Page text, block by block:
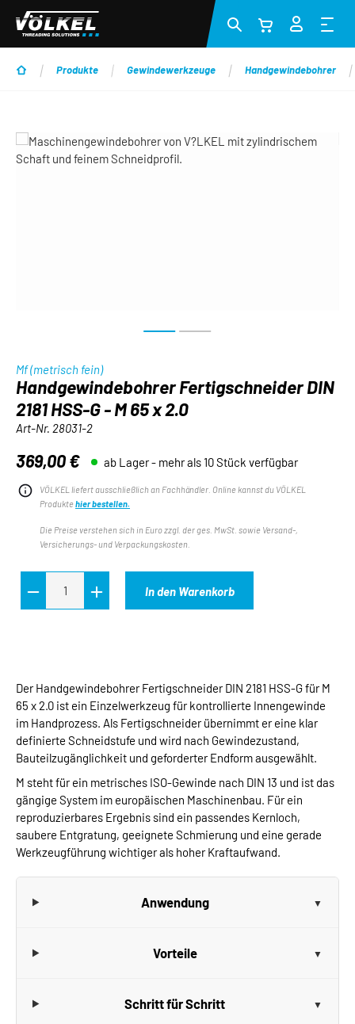
Zum Hauptinhalt springen
Produkte Gewindewerkzeuge Handgewindebohrer
Bildergalerie überspringen
Mf (metrisch fein)
Handgewindebohrer Fertigschneider DIN
2181 HSS-G - M 65 x 2.0
Art-Nr. 28031-2
Regulärer Preis:
369,00 € ab Lager - mehr als 10 Stück verfügbar
VÖLKEL liefert ausschließlich an Fachhändler. Online kannst du VÖLKEL
Produkte hier bestellen.
Die Preise verstehen sich in Euro zzgl. der ges. MwSt. sowie Versand-,
Versicherungs- und Verpackungskosten.
In den Warenkorb
Der Handgewindebohrer Fertigschneider DIN 2181 HSS-G für M
65 x 2.0 ist ein Einzelwerkzeug für kontrollierte Innengewinde
im Handprozess. Als Fertigschneider übernimmt er eine klar
definierte Schneidstufe und wird nach Gewindezustand,
Bauteilzugänglichkeit und geforderter Endform ausgewählt.
M steht für ein metrisches ISO-Gewinde nach DIN 13 und ist das
gängige System im europäischen Maschinenbau. Für ein
reproduzierbares Ergebnis sind ein passendes Kernloch,
saubere Entgratung, geeignete Schmierung und eine gerade
Werkzeugführung wichtiger als hoher Kraftaufwand.
Anwendung
Vorteile
Schritt für Schritt